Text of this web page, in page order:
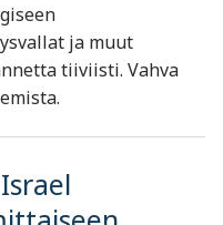
ja muut
tiiviisti. Vahva